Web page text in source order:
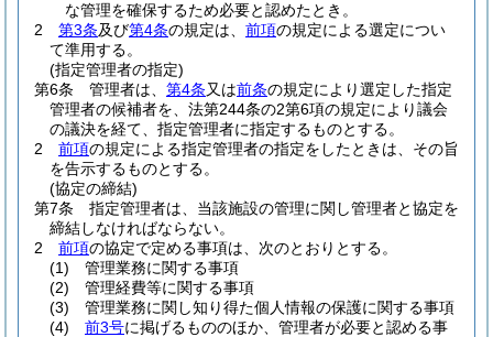
な管理を確保するため必要と認めたとき。
2
第3条及び第4条の規定は、 前項の規定による選定につい
て準用する。
(指定管理者の指定)
第6条
管理者は、 第4条又は前条の規定により選定した指定
管理者の候補者を、法第244条の2第6項の規定により議会
の議決を経て、指定管理者に指定するものとする。
2
前項の規定による指定管理者の指定をしたときは、その旨
を告示するものとする。
(協定の締結)
第7条
指定管理者は、当該施設の管理に関し管理者と協定を
締結しなければならない。
2
前項の協定で定める事項は、次のとおりとする。
(1)
管理業務に関する事項
(2)
管理経費等に関する事項
(3)
管理業務に関し知り得た個人情報の保護に関する事項
(4)
前3号に掲げるもののほか、管理者が必要と認める事